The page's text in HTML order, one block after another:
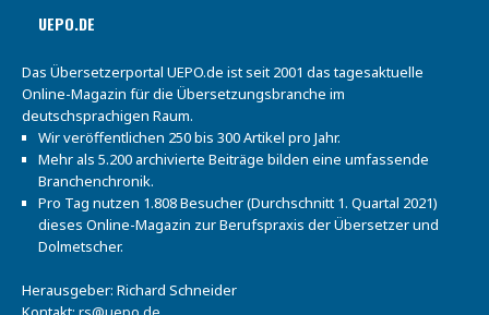
UEPO.DE
Das Übersetzerportal UEPO.de ist seit 2001 das tagesaktuelle
Online-Magazin für die Übersetzungsbranche im
deutschsprachigen Raum.
Wir veröffentlichen 250 bis 300 Artikel pro Jahr.
Mehr als 5.200 archivierte Beiträge bilden eine umfassende
Branchenchronik.
Pro Tag nutzen 1.808 Besucher (Durchschnitt 1. Quartal 2021)
dieses Online-Magazin zur Berufspraxis der Übersetzer und
Dolmetscher.
Herausgeber: Richard Schneider